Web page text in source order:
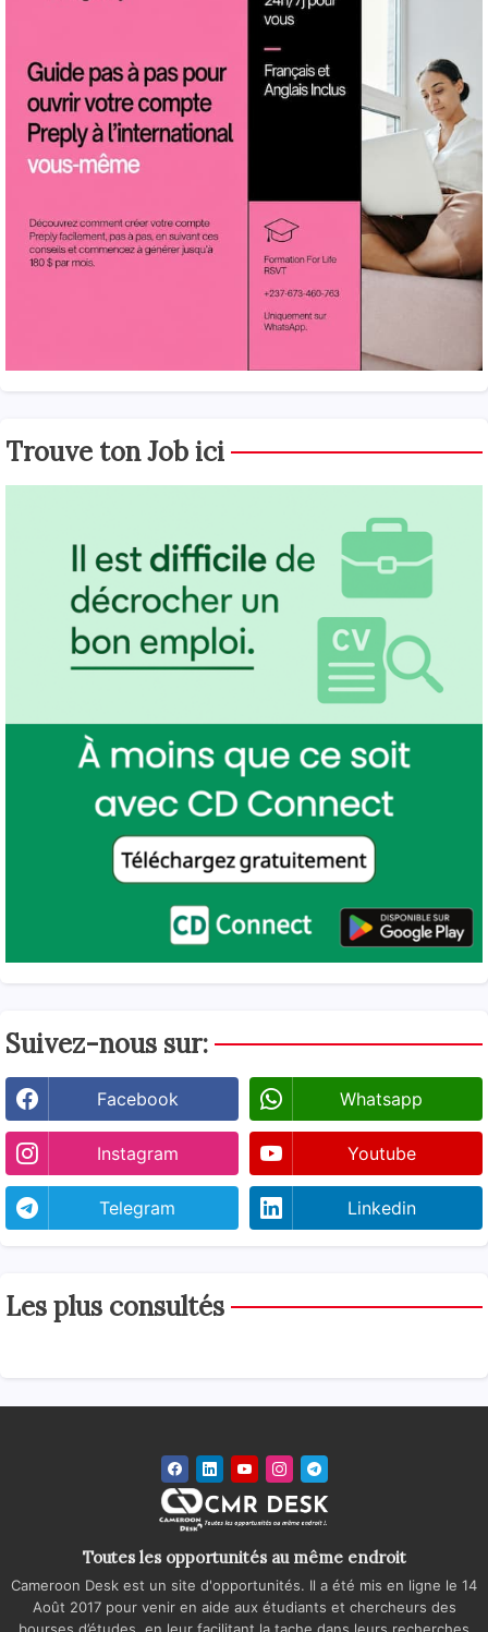
Trouve ton Job ici
Suivez-nous sur:
Facebook Whatsapp
Instagram Youtube
Telegram Linkedin
Les plus consultés
Toutes les opportunités au même endroit
Cameroon Desk est un site d'opportunités. Il a été mis en ligne le 14
Août 2017 pour venir en aide aux étudiants et chercheurs des